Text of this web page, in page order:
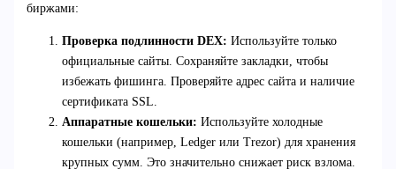
биржами:
Проверка подлинности DEX: Используйте только
официальные сайты. Сохраняйте закладки, чтобы
избежать фишинга. Проверяйте адрес сайта и наличие
сертификата SSL.
Аппаратные кошельки: Используйте холодные
кошельки (например, Ledger или Trezor) для хранения
крупных сумм. Это значительно снижает риск взлома.